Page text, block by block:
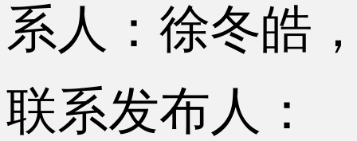
系人：徐冬皓
联系发布人：